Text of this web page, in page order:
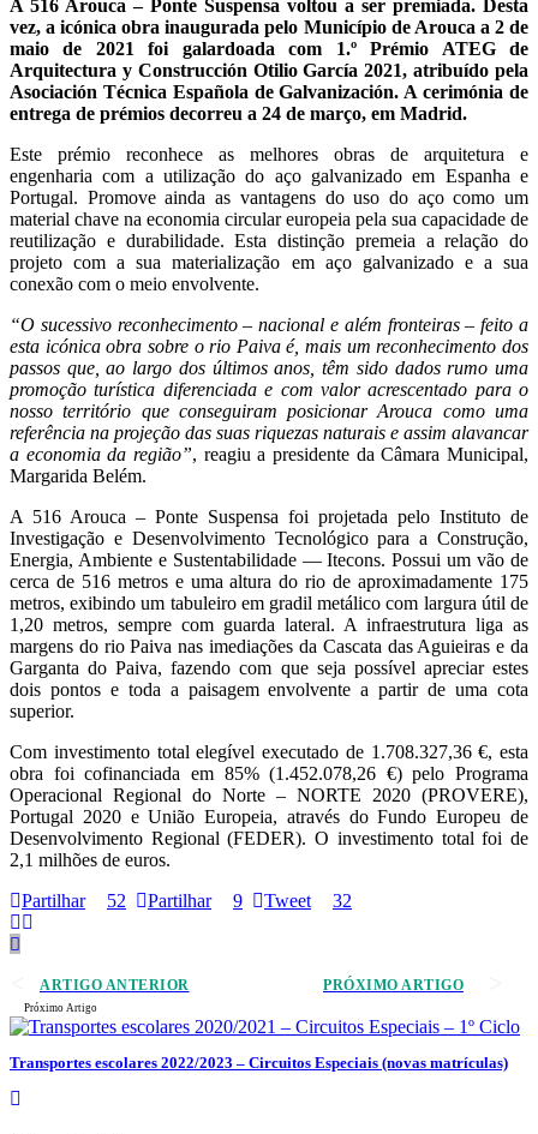
A 516 Arouca – Ponte Suspensa voltou a ser premiada. Desta
vez, a icónica obra inaugurada pelo Município de Arouca a 2 de
maio de 2021 foi galardoada com 1.º Prémio ATEG de
Arquitectura y Construcción Otilio García 2021, atribuído pela
Asociación Técnica Española de Galvanización. A cerimónia de
entrega de prémios decorreu a 24 de março, em Madrid.
Este prémio reconhece as melhores obras de arquitetura e
engenharia com a utilização do aço galvanizado em Espanha e
Portugal. Promove ainda as vantagens do uso do aço como um
material chave na economia circular europeia pela sua capacidade de
reutilização e durabilidade. Esta distinção premeia a relação do
projeto com a sua materialização em aço galvanizado e a sua
conexão com o meio envolvente.
“O sucessivo reconhecimento – nacional e além fronteiras – feito a
esta icónica obra sobre o rio Paiva é, mais um reconhecimento dos
passos que, ao largo dos últimos anos, têm sido dados rumo uma
promoção turística diferenciada e com valor acrescentado para o
nosso território que conseguiram posicionar Arouca como uma
referência na projeção das suas riquezas naturais e assim alavancar
a economia da região”, reagiu a presidente da Câmara Municipal,
Margarida Belém.
A 516 Arouca – Ponte Suspensa foi projetada pelo Instituto de
Investigação e Desenvolvimento Tecnológico para a Construção,
Energia, Ambiente e Sustentabilidade — Itecons. Possui um vão de
cerca de 516 metros e uma altura do rio de aproximadamente 175
metros, exibindo um tabuleiro em gradil metálico com largura útil de
1,20 metros, sempre com guarda lateral. A infraestrutura liga as
margens do rio Paiva nas imediações da Cascata das Aguieiras e da
Garganta do Paiva, fazendo com que seja possível apreciar estes
dois pontos e toda a paisagem envolvente a partir de uma cota
superior.
Com investimento total elegível executado de 1.708.327,36 €, esta
obra foi cofinanciada em 85% (1.452.078,26 €) pelo Programa
Operacional Regional do Norte – NORTE 2020 (PROVERE),
Portugal 2020 e União Europeia, através do Fundo Europeu de
Desenvolvimento Regional (FEDER). O investimento total foi de
2,1 milhões de euros.
Partilhar
52 Partilhar 9 Tweet 32
ARTIGO ANTERIOR PRÓXIMO ARTIGO
Próximo Artigo
Transportes escolares 2022/2023 – Circuitos Especiais (novas matrículas)